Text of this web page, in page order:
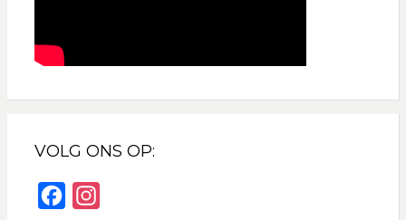
VOLG ONS OP: